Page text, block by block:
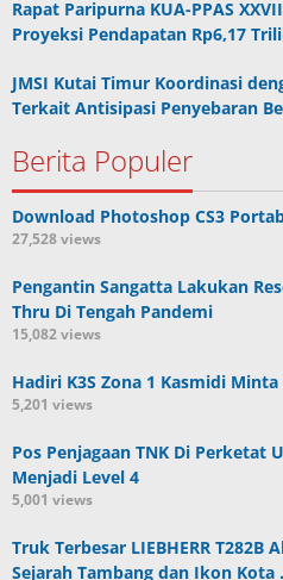
Rapat Paripurna KUA-PPAS
Proyeksi Pendapatan Rp6,17
JMSI Kutai Timur Koordinasi
Terkait Antisipasi Penyebaran
Berita Populer
Download Photoshop CS3
27,528 views
Pengantin Sangatta Lakukan
Thru Di Tengah Pandemi
15,082 views
Hadiri K3S Zona 1 Kasmidi
5,201 views
Pos Penjagaan TNK Di Perketat
Menjadi Level 4
5,001 views
Truk Terbesar LIEBHERR T282B
Sejarah Tambang dan Ikon Kota